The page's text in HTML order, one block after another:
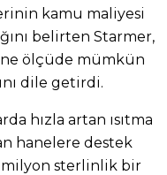
kamu maliyesi
belirten Starmer,
ölçüde mümkün
dile getirdi.
hızla artan ısıtma
hanelere destek
milyon sterlinlik bir